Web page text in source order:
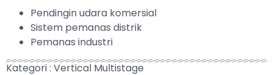
Pendingin udara komersial
Sistem pemanas distrik
Pemanas industri
Kategori : Vertical Multistage